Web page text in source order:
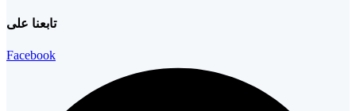
تابعنا على
Facebook